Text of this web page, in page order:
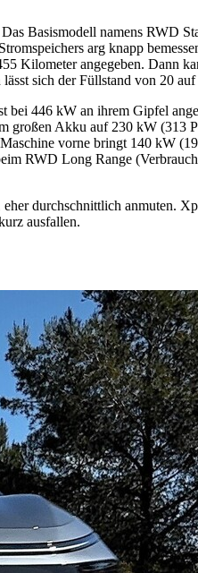
Basismodell namens RWD
arg knapp
Kilometer angegeben. Dann
sich der Füllstand von 20
446 kW an ihrem Gipfel
großen Akku auf 230 kW (313
vorne bringt 140 kW
RWD Long Range
durchschnittlich anmuten.
ausfallen.